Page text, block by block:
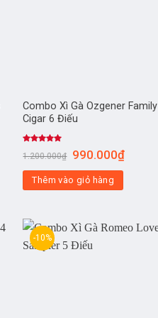
Combo Xì Gà Ozgener Family
Cigar 6 Điếu
hạng5.00
1.200.000₫ 990.000₫
Thêm vào giỏ hàng
-10%